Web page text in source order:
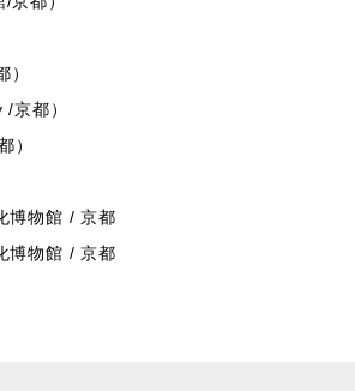
）
/京都）
）
博物館 /京都
博物館 /京都